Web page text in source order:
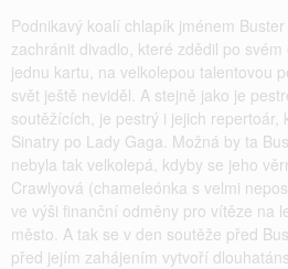
Podnikavý koalí chlapík jménem
zachránit divadlo, které zdědil po
jednu kartu, na velkolepou talentovou
svět ještě neviděl. A stejně jako je
soutěžících, je pestrý i jejich repertoár,
Sinatry po Lady Gaga. Možná by ta
nebyla tak velkolepá, kdyby se jeho
Crawlyová (chameleónka s velmi
ve výši finanční odměny pro vítěze na
město. A tak se v den soutěže před
před jejím zahájením vytvoří